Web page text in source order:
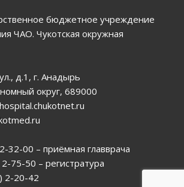
бюджетное учреждение
ЧАО. Чукотская окружная
д.1, г. Анадырь
округ, 689000
32-00 – приёмная главврача
75-50 – регистратура
2-20-42